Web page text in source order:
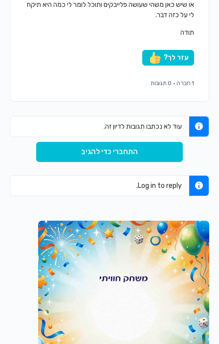
או שיש כאן משהי שעושה פלייבקים ותוכל לומר לי כמה היא תיקח
לי על כזה דבר.
תודה
עזר לך?
· 0 תגובות
עוד לא נכתבו תגובות לדיון זה.
התחברי כדי להגיב
Log in to reply.